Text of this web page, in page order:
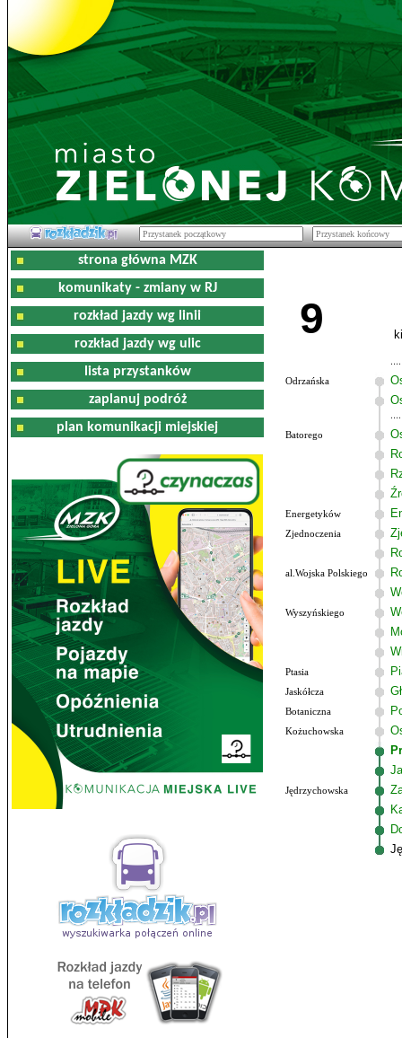
strona główna MZK
komunikaty - zmiany w RJ
rozkład jazdy wg linii
rozkład jazdy wg ulic
lista przystanków
zaplanuj podróż
plan komunikacji miejskiej
9
Odrzańska
Batorego
Energetyków
Zjednoczenia
al.Wojska Polskiego
Wyszyńskiego
Ptasia
Jaskółcza
Botaniczna
Kożuchowska
Jędrzychowska